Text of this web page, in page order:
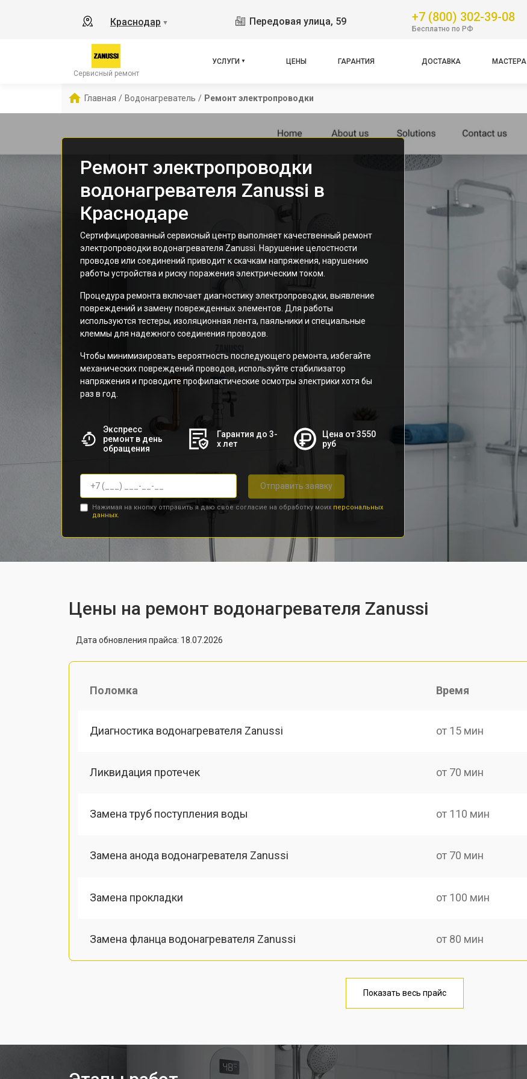
Краснодар ▼ Передовая улица, 59 +7 (800) 302-39-08
Бесплатно по РФ
Сервисный ремонт
УСЛУГИ ЦЕНЫ ГАРАНТИЯ ДОСТАВКА МАСТЕРА
Главная / Водонагреватель / Ремонт электропроводки
Ремонт электропроводки
водонагревателя Zanussi в
Краснодаре
Сертифицированный сервисный центр выполняет качественный ремонт
электропроводки водонагревателя Zanussi. Нарушение целостности
проводов или соединений приводит к скачкам напряжения, нарушению
работы устройства и риску поражения электрическим током.
Процедура ремонта включает диагностику электропроводки, выявление
повреждений и замену поврежденных элементов. Для работы
используются тестеры, изоляционная лента, паяльники и специальные
клеммы для надежного соединения проводов.
Чтобы минимизировать вероятность последующего ремонта, избегайте
механических повреждений проводов, используйте стабилизатор
напряжения и проводите профилактические осмотры электрики хотя бы
раз в год.
Экспресс
ремонт в день
обращения
Гарантия до 3-
х лет
Цена от 3550
руб
Отправить заявку
Нажимая на кнопку отправить я даю свое согласие на обработку моих персональных
данных.
Цены на ремонт водонагревателя Zanussi
Дата обновления прайса: 18.07.2026
Поломка Время
Диагностика водонагревателя Zanussi от 15 мин
Ликвидация протечек от 70 мин
Замена труб поступления воды от 110 мин
Замена анода водонагревателя Zanussi от 70 мин
Замена прокладки от 100 мин
Замена фланца водонагревателя Zanussi от 80 мин
от 110 мин
Ремонт модуля управления
Показать весь прайс